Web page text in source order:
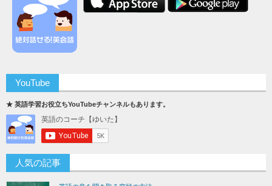
YouTube
★ 英語学習お役立ちYouTubeチャンネルもあります。
人気の記事